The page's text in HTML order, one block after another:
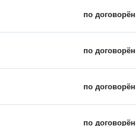
по
по
по
по